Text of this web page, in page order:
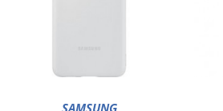
SAMSUNG